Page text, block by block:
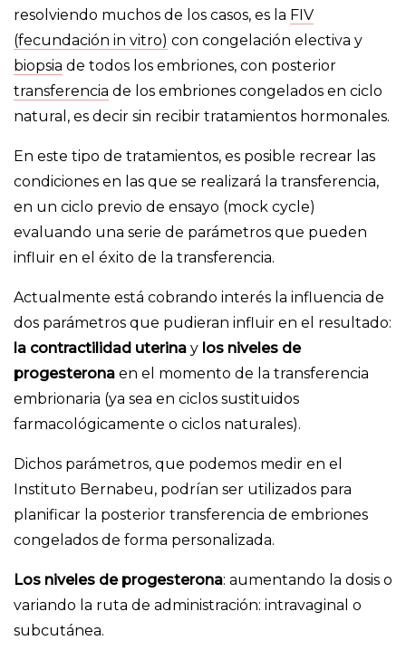
resolviendo muchos de los casos, es la FIV
(fecundación in vitro) con congelación electiva y
biopsia de todos los embriones, con posterior
transferencia de los embriones congelados en ciclo
natural, es decir sin recibir tratamientos hormonales.
En este tipo de tratamientos, es posible recrear las
condiciones en las que se realizará la transferencia,
en un ciclo previo de ensayo (mock cycle)
evaluando una serie de parámetros que pueden
influir en el éxito de la transferencia.
Actualmente está cobrando interés la influencia de
dos parámetros que pudieran influir en el resultado:
la contractilidad uterina y los niveles de
progesterona en el momento de la transferencia
embrionaria (ya sea en ciclos sustituidos
farmacológicamente o ciclos naturales).
Dichos parámetros, que podemos medir en el
Instituto Bernabeu, podrían ser utilizados para
planificar la posterior transferencia de embriones
congelados de forma personalizada.
Los niveles de progesterona: aumentando la dosis o
variando la ruta de administración: intravaginal o
subcutánea.